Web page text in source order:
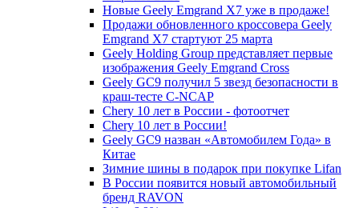
Новые Geely Emgrand X7 уже в продаже!
Продажи обновленного кроссовера Geely
Emgrand X7 стартуют 25 марта
Geely Holding Group представляет первые
изображения Geely Emgrand Cross
Geely GC9 получил 5 звезд безопасности в
краш-тесте C-NCAP
Chery 10 лет в России - фотоотчет
Chery 10 лет в России!
Geely GC9 назван «Автомобилем Года» в
Китае
Зимние шины в подарок при покупке Lifan
В России появится новый автомобильный
бренд RAVON